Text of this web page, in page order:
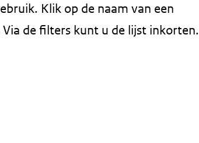
Klik op de naam van een
de filters kunt u de lijst inkorten.